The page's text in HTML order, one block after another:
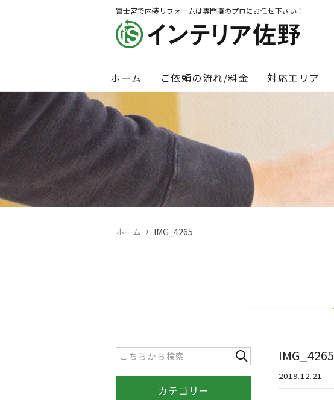
富士宮で内装リフォームは専門職のプロにお任せ下さい！
ホーム ご依頼の流れ/料金 対応エリア
ホーム IMG_4265
IMG_4265
2019.12.21
カテゴリー